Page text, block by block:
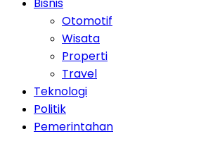
Otomotif
Wisata
Properti
Travel
Teknologi
Politik
Pemerintahan